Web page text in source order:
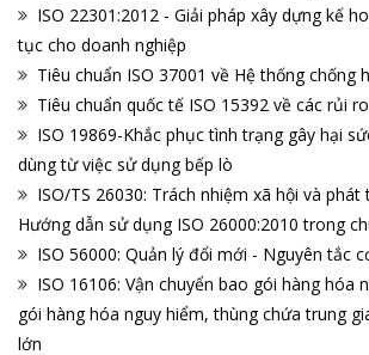
ISO 22301:2012 - Giải pháp xây dựng kế
tục cho doanh nghiệp
Tiêu chuẩn ISO 37001 về Hệ thống chống
Tiêu chuẩn quốc tế ISO 15392 về các rủi
ISO 19869-Khắc phục tình trạng gây hại
dùng từ việc sử dụng bếp lò
ISO/TS 26030: Trách nhiệm xã hội và phát
Hướng dẫn sử dụng ISO 26000:2010 trong
ISO 56000: Quản lý đổi mới - Nguyên tắc
ISO 16106: Vận chuyển bao gói hàng hóa
gói hàng hóa nguy hiểm, thùng chứa trung
lớn